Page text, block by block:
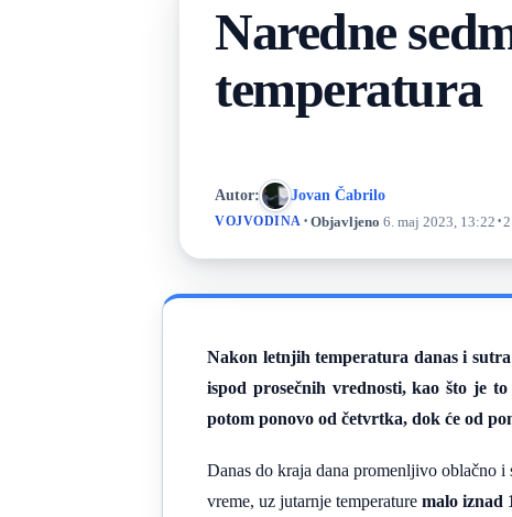
Naredne
temperatura
Autor: Jovan Čabrilo
VOJVODINA · Objavljeno 6. maj 2023, 13:22 ·
Nakon letnjih temperatura danas i
ispod prosečnih vrednosti, kao što je
potom ponovo od četvrtka, dok će od
Danas do kraja dana promenljivo oblačno i
vreme, uz jutarnje temperature malo iznad